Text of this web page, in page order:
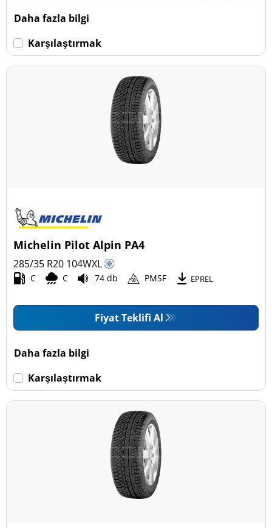
Daha fazla bilgi
Karşılaştırmak
Michelin Pilot Alpin PA4
285/35 R20 104WXL
C C 74 db PMSF EPREL
Fiyat Teklifi Al
Daha fazla bilgi
Karşılaştırmak